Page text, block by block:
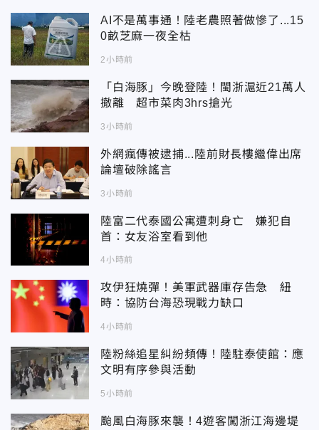
AI不是萬事通！陸老農照著做慘了...15
0畝芝麻一夜全枯
2小時前
「白海豚」今晚登陸！閩浙滬近21萬人
撤離 超市菜肉3hrs搶光
3小時前
外網瘋傳被逮捕...陸前財長樓繼偉出席
論壇破除謠言
3小時前
陸富二代泰國公寓遭刺身亡 嫌犯自
首：女友浴室看到他
4小時前
攻伊狂燒彈！美軍武器庫存告急 紐
時：協防台海恐現戰力缺口
4小時前
陸粉絲追星糾紛頻傳！陸駐泰使館：應
文明有序參與活動
5小時前
颱風白海豚來襲！4遊客闖浙江海邊堤